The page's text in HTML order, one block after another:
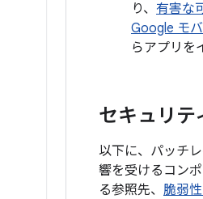
り、 有害な
Google モ
らアプリを
セキュリ
以下に、パッチ
響を受けるコン
る参照先、 脆弱